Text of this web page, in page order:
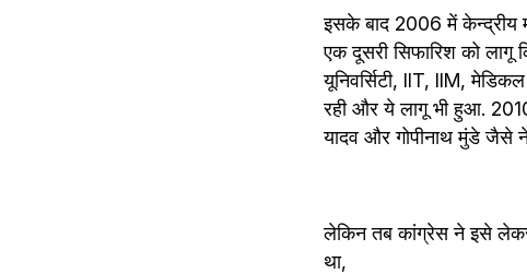
इसके बाद 2006 में केन्द्रीय
एक दूसरी सिफारिश को लागू
यूनिवर्सिटी, IIT, IIM,
रही और ये लागू भी हुआ.
यादव और गोपीनाथ मुंडे जैसे
लेकिन तब कांग्रेस ने इसे लेकर
था,